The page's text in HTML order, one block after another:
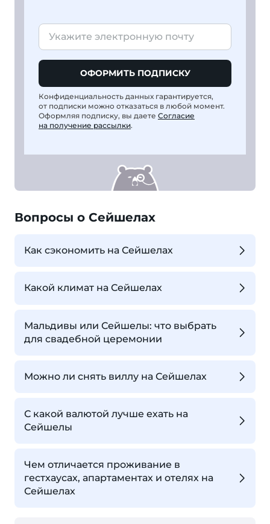
ОФОРМИТЬ ПОДПИСКУ
Конфиденциальность данных гарантируется,
от подписки можно отказаться в любой момент.
Оформляя подписку, вы даете Согласие
на получение рассылки.
Вопросы о Сейшелах
Как сэкономить на Сейшелах
Какой климат на Сейшелах
Мальдивы или Сейшелы: что выбрать
для свадебной церемонии
Можно ли снять виллу на Сейшелах
С какой валютой лучше ехать на
Сейшелы
Чем отличается проживание в
гестхаусах, апартаментах и отелях на
Сейшелах